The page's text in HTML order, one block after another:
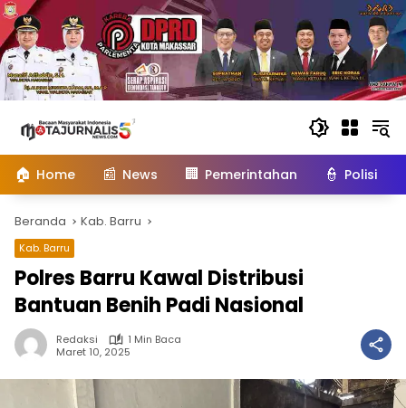
konten
🏠 Home 📰 News 🏢 Pemerintahan 👮 Polisi
Beranda Kab. Barru
Kab. Barru
Polres Barru Kawal Distribusi
Bantuan Benih Padi Nasional
Redaksi
1 Min Baca
Maret 10, 2025